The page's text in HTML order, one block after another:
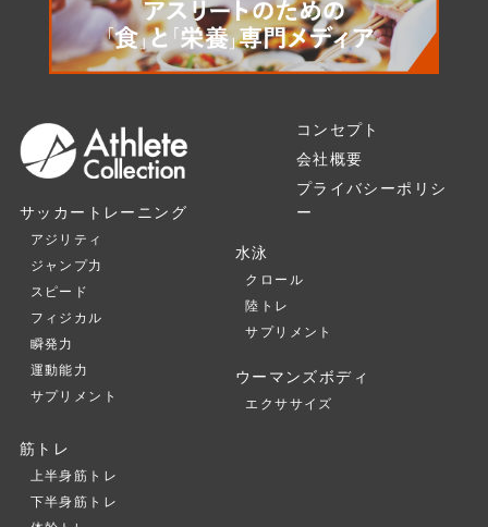
コンセプト
会社概要
プライバシーポリシ
ー
サッカートレーニング
アジリティ
ジャンプ力
スピード
フィジカル
瞬発力
運動能力
サプリメント
水泳
クロール
陸トレ
サプリメント
ウーマンズボディ
エクササイズ
筋トレ
上半身筋トレ
下半身筋トレ